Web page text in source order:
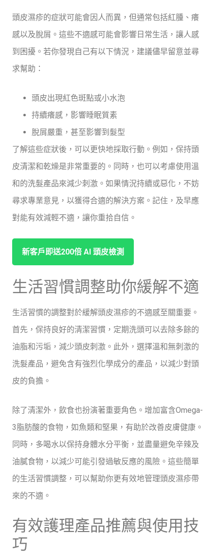
頭皮濕疹的症狀可能會因人而異，但通常包括紅腫、癢
感以及脫屑。這些不適感可能會影響日常生活，讓人感
到困擾。若你發現自己有以下情況，建議儘早留意並尋
求幫助：
頭皮出現紅色斑點或小水泡
持續癢感，影響睡眠質素
脫屑嚴重，甚至影響到髮型
了解這些症狀後，可以更快地採取行動。例如，保持頭
皮清潔和乾燥是非常重要的。同時，也可以考慮使用溫
和的洗髮產品來減少刺激。如果情況持續或惡化，不妨
尋求專業意見，以獲得合適的解決方案。記住，及早應
對能有效減輕不適，讓你重拾自信。
新客戶即送200倍 ⁤AI ‌頭皮檢測
生活習慣調整助你緩解不適
生活習慣的調整對於緩解頭皮濕疹的不適感至關重要。
首先，保持良好的清潔習慣，定期洗頭可以去除多餘的
油脂和污垢，減少頭皮刺激。此外，選擇溫和無刺激的
洗髮產品，避免含有強烈化學成分的產品，以減少對頭
皮的負擔。
除了清潔外，飲食也扮演著重要角色。增加富含Omega-
3脂肪酸的食物，如魚類和堅果，有助於改善皮膚健康。
同時，多喝水以保持身體水分平衡，並盡量避免辛辣及
油膩食物，以減少可能引發過敏反應的風險。這些簡單
的生活習慣調整，可以幫助你更有效地管理頭皮濕疹帶
來的不適。
有效護理產品推薦與使用技
巧